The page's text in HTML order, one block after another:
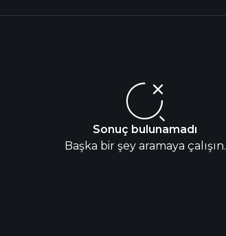
Sonuç bulunamadı
Başka bir şey aramaya çalışın.